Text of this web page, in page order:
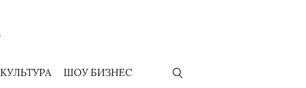
КУЛЬТУРА ШОУ БИЗНЕС